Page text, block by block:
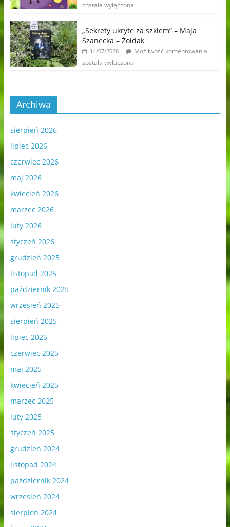
została wyłączona
„Sekrety ukryte za szkłem” – Maja
Szanecka – Żołdak
14/07/2026
Możliwość komentowania
została wyłączona
Archiwa
sierpień 2026
lipiec 2026
czerwiec 2026
maj 2026
kwiecień 2026
marzec 2026
luty 2026
styczeń 2026
grudzień 2025
listopad 2025
październik 2025
wrzesień 2025
sierpień 2025
lipiec 2025
czerwiec 2025
maj 2025
kwiecień 2025
marzec 2025
luty 2025
styczeń 2025
grudzień 2024
listopad 2024
październik 2024
wrzesień 2024
sierpień 2024